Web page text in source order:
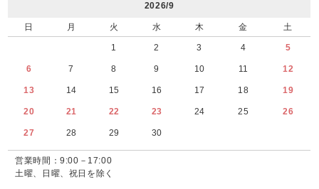
2026/9
日 月 火 水 木 金 土
1 2 3 4 5
6 7 8 9 10 11 12
13 14 15 16 17 18 19
20 21 22 23 24 25 26
27 28 29 30
営業時間：9:00－17:00
土曜、日曜、祝日を除く